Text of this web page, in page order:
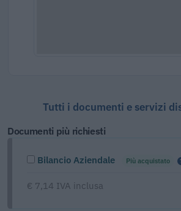
Tutti i documenti e servizi
Documenti più richiesti
Bilancio Aziendale Più acquistato
€ 7,14 IVA inclusa